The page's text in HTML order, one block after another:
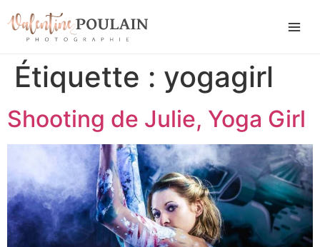
Étiquette : yogagirl
Shooting de Julie, Yoga Girl